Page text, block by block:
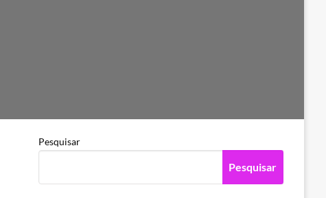
Pesquisar
Pesquisar